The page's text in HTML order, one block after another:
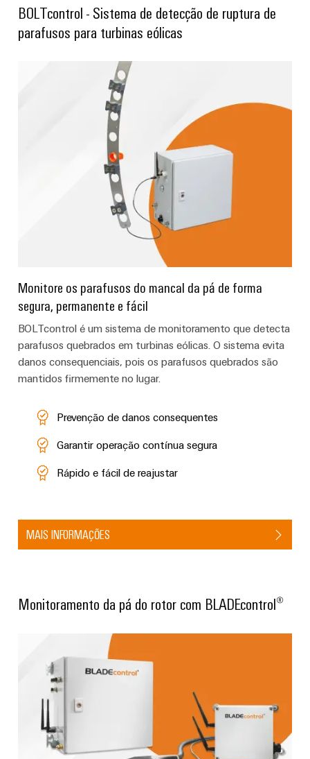
Garante
a
Transmissão
segurança
para
redes
energéticas
modernas
Tratamento
da
e
águas
residuais
de
tratamento
resíduos
Local
de
acessórios
Ferramentas
Máquinas
automáticas
Identificadores
Iluminação
industrial
Infraestrutura
do
quadro
Serviço
montagem
de
terminais
modificadas
equipadas
Conjuntos
de
cabos
personalizados
BOLTcontrol - Sistema de detecção de ruptura de
parafusos para turbinas eólicas
Monitore os parafusos do mancal da pá de forma
segura, permanente e fácil
BOLTcontrol é um sistema de monitoramento que detecta
parafusos quebrados em turbinas eólicas. O sistema evita
danos consequenciais, pois os parafusos quebrados são
mantidos firmemente no lugar.
Prevenção de danos consequentes
Garantir operação contínua segura
Rápido e fácil de reajustar
MAIS INFORMAÇÕES
Monitoramento da pá do rotor com BLADEcontrol®